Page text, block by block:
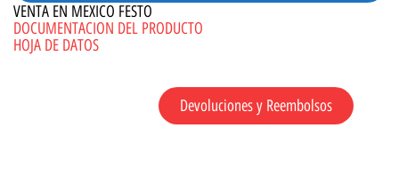
VENTA EN MEXICO FESTO
DOCUMENTACION DEL PRODUCTO
HOJA DE DATOS
Devoluciones y Reembolsos